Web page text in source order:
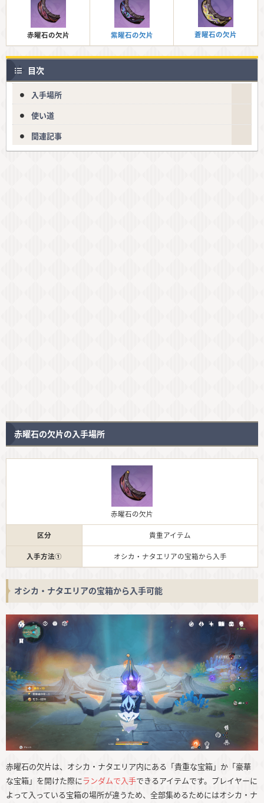
赤曜石の欠片 紫曜石の欠片 蒼曜石の欠片
目次
入手場所
使い道
関連記事
赤曜石の欠片の入手場所
赤曜石の欠片
区分 貴重アイテム
入手方法① オシカ・ナタエリアの宝箱から入手
オシカ・ナタエリアの宝箱から入手可能
赤曜石の欠片は、オシカ・ナタエリア内にある「貴重な宝箱」か「豪華
な宝箱」を開けた際にランダムで入手できるアイテムです。プレイヤーに
よって入っている宝箱の場所が違うため、全部集めるためにはオシカ・ナ